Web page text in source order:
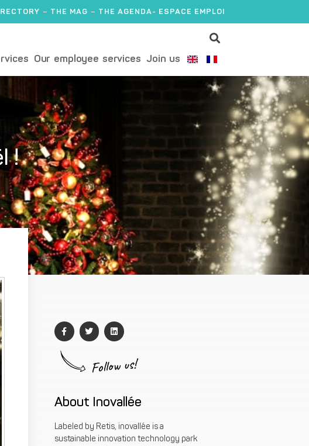
THE MAG THE AGENDA- ESPACE EMPLOI
Our employee services Join us
!
Follow us!
About Inovallée
Labeled by Retis, inovallée is a
sustainable innovation technology park